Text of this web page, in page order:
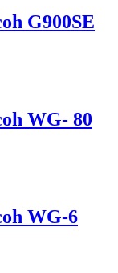
G900SE
WG- 80
WG-6